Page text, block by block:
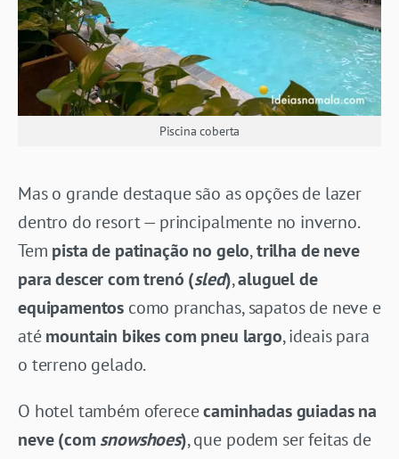
Piscina coberta
Mas o grande destaque são as opções de lazer
dentro do resort — principalmente no inverno.
Tem pista de patinação no gelo,trilha de neve
para descer com trenó (sled),aluguel de
equipamentos como pranchas, sapatos de neve e
atémountain bikes com pneu largo, ideais para
o terreno gelado.
O hotel também oferececaminhadas guiadas na
neve (com snowshoes), que podem ser feitas de